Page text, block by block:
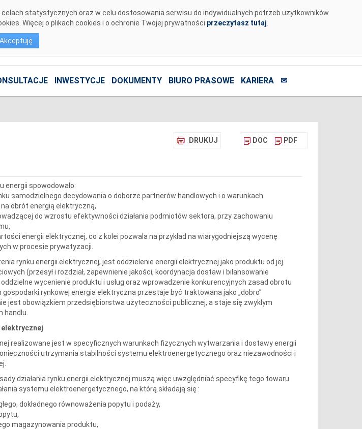
statystycznych oraz w celu dostosowania serwisu do indywidualnych potrzeb użytkowników.
Więcej o plikach cookies i o ochronie Twojej prywatności przeczytasz tutaj
Akceptuję
INWESTYCJE DOKUMENTY BIURO PRASOWE KARIERA ✉
DRUKUJ DOC PDF
energii spowodowało:
samodzielnego decydowania o doborze partnerów handlowych i o warunkach
obrót energią elektryczną,
do wzrostu efektywności działania podmiotów sektora, przy zachowaniu
energii elektrycznej, co z kolei pozwala na przykład na wiarygodniejszą wycenę
w procesie prywatyzacji.
rynku energii elektrycznej, jest oddzielenie energii elektrycznej jako produktu od jej
(przesył i rozdział, zapewnienie jakości, koordynacja dostaw i bilansowanie
wycenienie produktu i usług oraz wprowadzenie konkurencyjnych zasad obrotu
rynkowej energia elektryczna przestaje być traktowana jako „dobro”
jest obowiązkiem przedsiębiorstwa użyteczności publicznej, a staje się zwykłym
handlu.
elektrycznej
realizowane jest w specyficznych warunkach fizycznych wytwarzania i dostawy energii
utrzymania stabilności systemu elektroenergetycznego oraz niezawodności i
działania rynku energii elektrycznej muszą więc uwzględniać specyfikę tego towaru
systemu elektroenergetycznego, na którą składają się :
dokładnego równoważenia popytu i podaży,
magazynowania produktu,